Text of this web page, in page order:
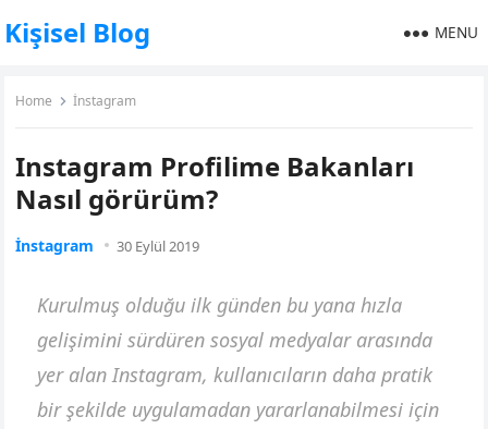
Kişisel Blog MENU
Home İnstagram
Instagram Profilime Bakanları
Nasıl görürüm?
İnstagram 30 Eylül 2019
Kurulmuş olduğu ilk günden bu yana hızla
gelişimini sürdüren sosyal medyalar arasında
yer alan Instagram, kullanıcıların daha pratik
bir şekilde uygulamadan yararlanabilmesi için